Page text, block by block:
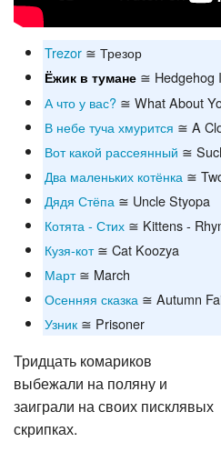
Trezor ≅ Трезор
Ёжик в тумане ≅ Hedgehog
А что у вас? ≅ What About
В небе туча хмурится ≅ A
Вот какой рассеянный ≅
Два маленьких котёнка ≅
Дядя Стёпа ≅ Uncle Styopa
Котята - Стих ≅ Kittens -
Кузя-кот≅ Cat Koozya
Март≅ March
Осенняя сказка ≅ Autumn
Узник ≅ Prisoner
Тридцать комариков
выбежали на поляну и
заиграли на своих писклявых
скрипках.